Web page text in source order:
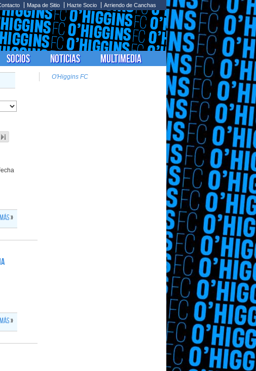
Mapa de Sitio Hazte Socio Arriendo de Canchas
Socios Noticias Multimedia
»
»
O'Higgins FC